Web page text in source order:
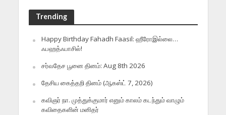
Trending
Happy Birthday Fahadh Faasil: ஹீரோஇல்லை…
ஃபஹத்ஃபாசில்!
சர்வதேச பூனை தினம்: Aug 8th 2026
தேசிய கைத்தறி தினம் (ஆகஸ்ட் 7, 2026)
கவிஞர் நா. முத்துக்குமார் எனும் காலம் கடந்தும் வாழும்
கவிதைகளின் மனிதர்